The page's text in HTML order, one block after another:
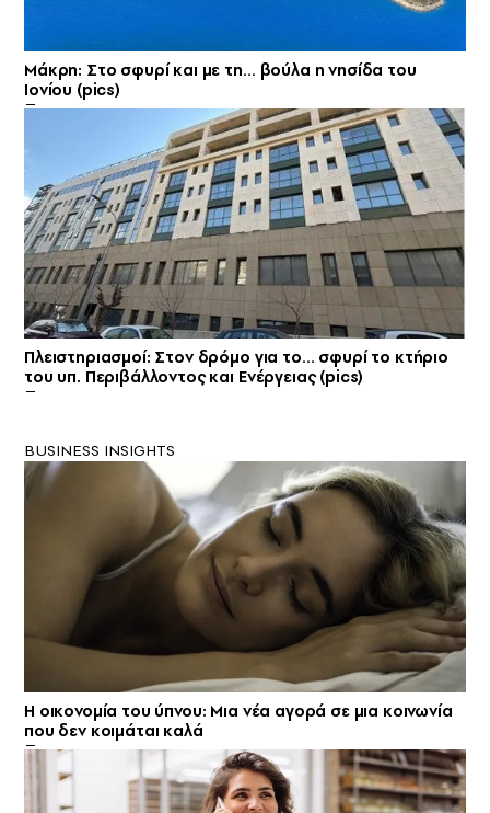
Μάκρη: Στο σφυρί και με τη… βούλα η νησίδα του
Ιονίου (pics)
Πλειστηριασμοί: Στον δρόμο για το… σφυρί το κτήριο
του υπ. Περιβάλλοντος και Ενέργειας (pics)
BUSINESS INSIGHTS
Η οικονομία του ύπνου: Μια νέα αγορά σε μια κοινωνία
που δεν κοιμάται καλά